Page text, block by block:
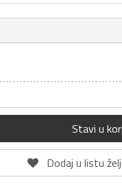
Stavi u
Dodaj u listu